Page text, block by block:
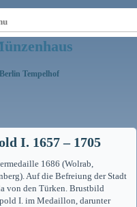
Tempelhof
I. 1657 – 1705
1686 (Wolrab,
Auf die Befreiung der Stadt
von den Türken. Brustbild
I. im Medaillon, darunter